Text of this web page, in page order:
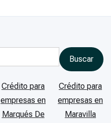
Crédito para
empresas en
Marqués De
Crédito para
empresas en
Maravilla